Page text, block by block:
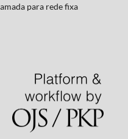
para rede fixa